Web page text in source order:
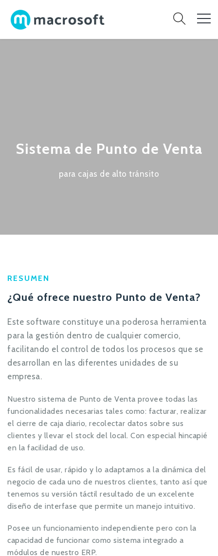
Sistema de Punto de Venta
para cajas de alto tránsito
RESUMEN
¿Qué ofrece nuestro Punto de Venta?
Este software constituye una poderosa herramienta
para la gestión dentro de cualquier comercio,
facilitando el control de todos los procesos que se
desarrollan en las diferentes unidades de su
empresa.
Nuestro sistema de Punto de Venta provee todas las
funcionalidades necesarias tales como: facturar, realizar
el cierre de caja diario, recolectar datos sobre sus
clientes y llevar el stock del local. Con especial hincapié
en la facilidad de uso.
Es fácil de usar, rápido y lo adaptamos a la dinámica del
negocio de cada uno de nuestros clientes, tanto así que
tenemos su versión táctil resultado de un excelente
diseño de interfase que permite un manejo intuitivo.
Posee un funcionamiento independiente pero con la
capacidad de funcionar como sistema integrado a
módulos de nuestro ERP.